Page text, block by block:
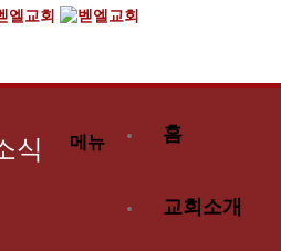
홈
교회소개
메뉴
식